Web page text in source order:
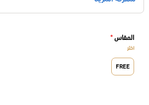
المقاس*
اختر
FREE